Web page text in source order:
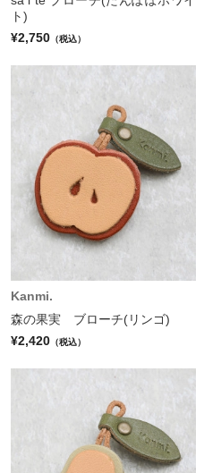
ト)
¥2,750 （税込）
Kanmi.
森の果実 ブローチ(リンゴ)
¥2,420 （税込）